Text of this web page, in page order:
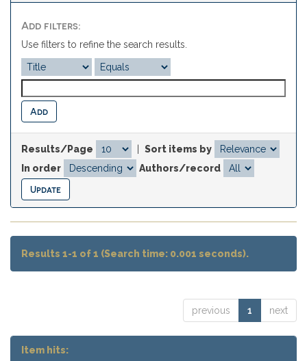
Add filters:
Use filters to refine the search results.
Results/Page
Sort items by
In order
Authors/record
Results 1-1 of 1 (Search time: 0.001 seconds).
previous 1 next
Item hits: